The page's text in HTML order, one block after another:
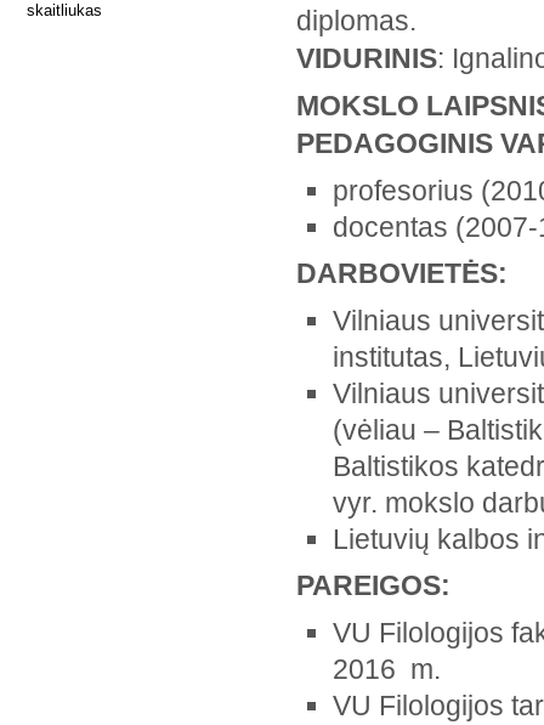
diplomas.
VIDURINIS:
MOKSLO
PEDAGOGINIS
profesorius
docentas
DARBOVIETĖS:
Vilniaus
institutas,
Vilniaus
(vėliau –
Baltistikos
vyr. mokslo
Lietuvių kalbos
PAREIGOS:
VU Filologijos
2016 m.
VU Filologijos